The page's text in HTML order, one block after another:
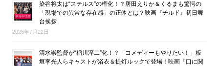
染谷将太は“ステルス”の権化！？唐田えりか＆くるまも驚愕の
「現場での異常な存在感」の正体とは？映画『チルド』初日舞
台挨拶
2026年7月22日
清水崇監督が“稲川淳二”化！？「コメディーもやりたい！」板
垣李光人らキャストが浴衣＆提灯ルックで登場！映画『口に関